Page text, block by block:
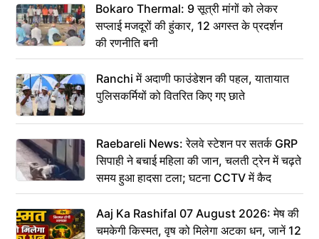
Bokaro Thermal: 9 सूत्री मांगों को लेकर
सप्लाई मजदूरों की हुंकार, 12 अगस्त के प्रदर्शन
की रणनीति बनी
Ranchi में अदाणी फाउंडेशन की पहल, यातायात
पुलिसकर्मियों को वितरित किए गए छाते
Raebareli News: रेलवे स्टेशन पर सतर्क GRP
सिपाही ने बचाई महिला की जान, चलती ट्रेन में चढ़ते
समय हुआ हादसा टला; घटना CCTV में कैद
Aaj Ka Rashifal 07 August 2026: मेष की
चमकेगी किस्मत, वृष को मिलेगा अटका धन, जानें 12